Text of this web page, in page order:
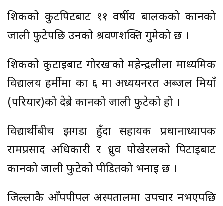
शिक्षकको कुटपिटबाट ११ वर्षीय बालकको कानको
जाली फुटेपछि उनको श्रवणशक्ति गुमेको छ ।
शिक्षकको कुटाइबाट गोरखाको महेन्द्रलीला माध्यमिक
विद्यालय हर्मीमा कक्षा ६ मा अध्ययनरत अब्जल मियाँ
(परियार)को देब्रे कानको जाली फुटेको हो ।
विद्यार्थीबीच झगडा हुँदा सहायक प्रधानाध्यापक
रामप्रसाद अधिकारी र ध्रुव पोखेरलको पिटाइबाट
कानको जाली फुटेको पीडितको भनाइ छ ।
जिल्लाकै आँपपीपल अस्पतालमा उपचार नभएपछि